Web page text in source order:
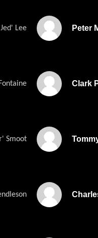
Lee Peter
Clark
Smoot